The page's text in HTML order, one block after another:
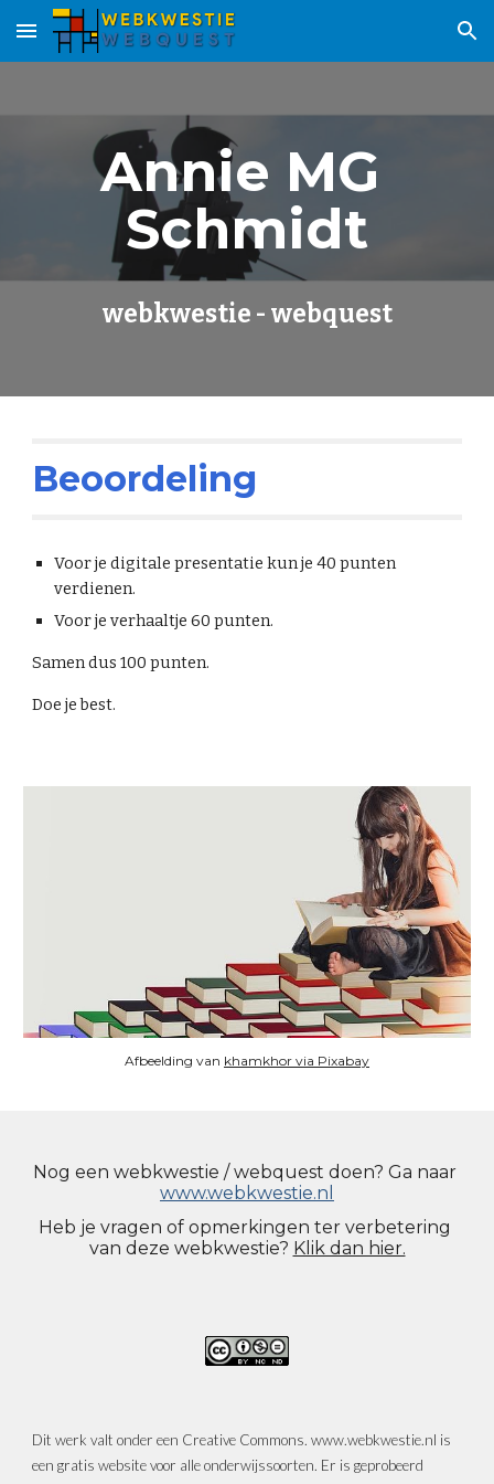
Skip to main content Skip to navigation
Annie MG
Schmidt
webkwestie - webquest
Beoordeling
Voor je digitale presentatie kun je 40 punten
verdienen.
Voor je verhaaltje 60 punten.
Samen dus 100 punten.
Doe je best.
Afbeelding van khamkhor via Pixabay
Nog een webkwestie / webquest doen? Ga naar
www.webkwestie.nl
Heb je vragen of opmerkingen ter verbetering
van deze webkwestie? Klik dan hier.
Dit werk valt onder een Creative Commons. www.webkwestie.nl is
een gratis website voor alle onderwijssoorten. Er is geprobeerd